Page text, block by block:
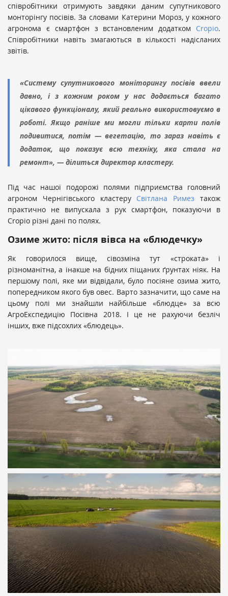
співробітники отримують завдяки даним супутникового
монторінгу посівів. За словами Катерини Мороз, у кожного
агронома є смартфон з встановленим додатком Cropio.
Співробітники навіть змагаються в кількості надісланих
звітів.
«Систему супутникового моніторингу посівів ввели
давно, і з кожним роком у нас додається багато
цікавого функціоналу, який реально використовуємо в
роботі. Якщо раніше ми могли тільки карти полів
подивитися, потім — вегетацію, то зараз навіть є
додаток, що показує всю техніку, яка стала на
ремонт», — ділиться директор кластеру.
Під час нашої подорожі полями підприємства головний
агроном Чернігівського кластеруСвітлана Римез також
практично не випускала з рук смартфон, показуючи в
Cropio різні дані по полях.
Озиме жито: після вівса на «блюдечку»
Як говорилося вище, сівозміна тут «строката» і
різноманітна, а інакше на бідних піщаних ґрунтах ніяк. На
першому полі, яке ми відвідали, було посіяне озима жито,
попередником якого був овес. Варто зазначити, що саме на
цьому полі ми знайшли найбільше «блюдце» за всю
АгроЕкспедицію Посівна 2018. І це не рахуючи безліч
інших, вже підсохлих «блюдець».